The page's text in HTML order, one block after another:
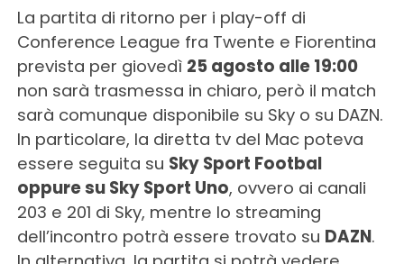
La partita di ritorno per i play-off di
Conference League fra Twente e Fiorentina
prevista per giovedì 25 agosto alle 19:00
non sarà trasmessa in chiaro, però il match
sarà comunque disponibile su Sky o su DAZN.
In particolare, la diretta tv del Mac poteva
essere seguita su Sky Sport Footbal
oppure su Sky Sport Uno, ovvero ai canali
203 e 201 di Sky, mentre lo streaming
dell’incontro potrà essere trovato su DAZN.